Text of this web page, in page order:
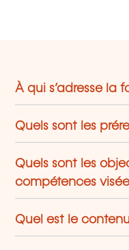
À qui s’adresse la
Quels sont les
Quels sont les
compétences
Quel est le